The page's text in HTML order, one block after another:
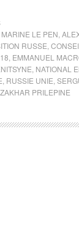
LE PEN
RUSSE
EMMANUEL
NATIONAL
RUSSIE UNIE
ZAKHAR PRILEPINE